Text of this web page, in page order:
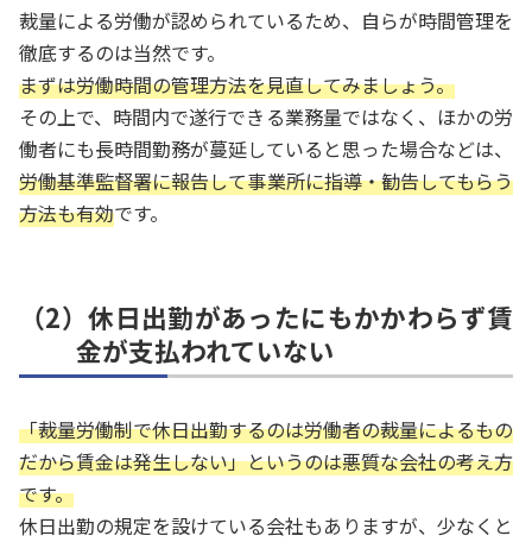
裁量による労働が認められているため、自らが時間管理を
徹底するのは当然です。
まずは労働時間の管理方法を見直してみましょう。
その上で、時間内で遂行できる業務量ではなく、ほかの労
働者にも長時間勤務が蔓延していると思った場合などは、
労働基準監督署に報告して事業所に指導・勧告してもらう
方法も有効です。
（2）休日出勤があったにもかかわらず賃
金が支払われていない
「裁量労働制で休日出勤するのは労働者の裁量によるもの
だから賃金は発生しない」というのは悪質な会社の考え方
です。
休日出勤の規定を設けている会社もありますが、少なくと